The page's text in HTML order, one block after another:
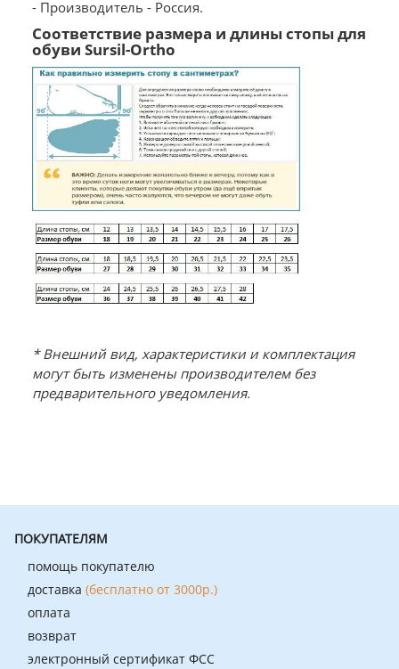
- Производитель - Россия.
Соответствие размера и длины стопы для
обуви Sursil-Ortho
* Внешний вид, характеристики и комплектация
могут быть изменены производителем без
предварительного уведомления.
ПОКУПАТЕЛЯМ
помощь покупателю
доставка (бесплатно от 3000р.)
оплата
возврат
электронный сертификат ФСС